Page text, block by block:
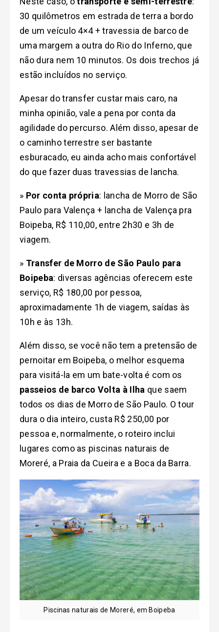
30 quilômetros em estrada de terra a bordo
de um veículo 4×4 + travessia de barco de
uma margem a outra do Rio do Inferno, que
não dura nem 10 minutos. Os dois trechos já
estão incluídos no serviço.
Apesar do transfer custar mais caro, na
minha opinião, vale a pena por conta da
agilidade do percurso. Além disso, apesar de
o caminho terrestre ser bastante
esburacado, eu ainda acho mais confortável
do que fazer duas travessias de lancha.
» Por conta própria: lancha de Morro de São
Paulo para Valença + lancha de Valença pra
Boipeba, R$ 110,00, entre 2h30 e 3h de
viagem.
» Transfer de Morro de São Paulo para
Boipeba: diversas agências oferecem este
serviço, R$ 180,00 por pessoa,
aproximadamente 1h de viagem, saídas às
10h e às 13h.
Além disso, se você não tem a pretensão de
pernoitar em Boipeba, o melhor esquema
para visitá-la em um bate-volta é com os
passeios de barco Volta à Ilha que saem
todos os dias de Morro de São Paulo. O tour
dura o dia inteiro, custa R$ 250,00 por
pessoa e, normalmente, o roteiro inclui
lugares como as piscinas naturais de
Moreré, a Praia da Cueira e a Boca da Barra.
Piscinas naturais de Moreré, em Boipeba